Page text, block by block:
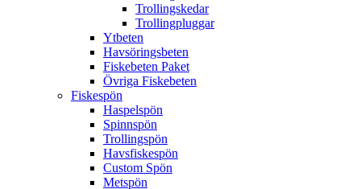
Trollingskedar
Trollingpluggar
Ytbeten
Havsöringsbeten
Fiskebeten Paket
Övriga Fiskebeten
Fiskespön
Haspelspön
Spinnspön
Trollingspön
Havsfiskespön
Custom Spön
Metspön